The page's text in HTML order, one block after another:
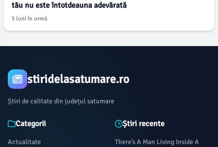
tău nu este întotdeauna adevărată
5 luni în urmă
stiridelasatumare.ro
Știri de calitate din județul satumare
Categorii
Actualitate
Știri recente
There’s A Man Living Inside A